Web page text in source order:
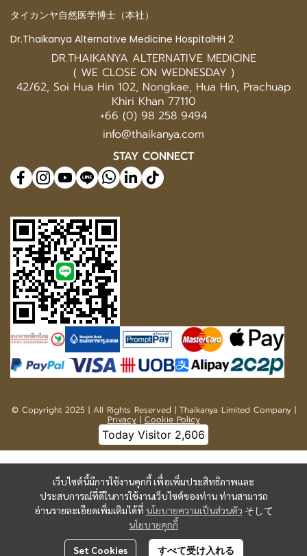
เว็บไซต์นี้มีการใช้งานคุกกี้ เพื่อเพิ่มประสิทธิภาพและ
ประสบการณ์ที่ดีในการใช้งานเว็บไซต์ของท่าน ท่านสามารถ
อ่านรายละเอียดเพิ่มเติมได้ที่ นโยบายความเป็นส่วนตัว そして
นโยบายคุกกี้
Set Cookies すべて受け入れる
タイカンヤ自然医学博士（本社）
Dr.Thaikanya Alternative Medicine HospitalHH 2
DR.THAIKANYA ALTERNATIVE MEDICINE
( WE CLOSE ON WEDNESDAY )
42/62, Soi Hua Hin 102, Nongkae, Hua Hin, Prachuap
Khiri Khan 77110
+66 (0) 98 258 9494
info@thaikanya.com
STAY CONNECT
© Copyright 2025 | All Rights Reserved | Thaikanya Limited Company |
Privacy| Cookie Policy
Online424